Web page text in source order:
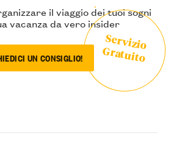
il viaggio dei tuoi sogni
vacanza da vero insider
UN CONSIGLIO!
Servizio
Gratuito